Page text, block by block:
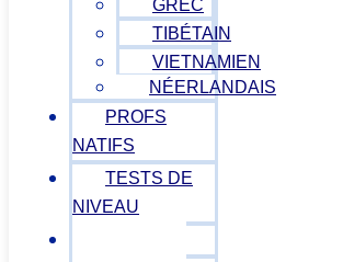
GREC
TIBÉTAIN
VIETNAMIEN
NÉERLANDAIS
PROFS
NATIFS
TESTS DE
NIVEAU